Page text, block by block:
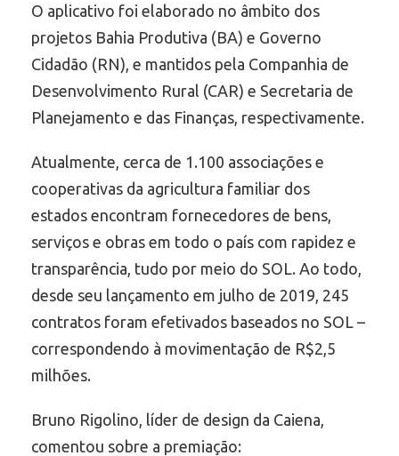
O aplicativo foi elaborado no âmbito dos
projetos Bahia Produtiva (BA) e Governo
Cidadão (RN), e mantidos pela Companhia de
Desenvolvimento Rural (CAR) e Secretaria de
Planejamento e das Finanças, respectivamente.
Atualmente, cerca de 1.100 associações e
cooperativas da agricultura familiar dos
estados encontram fornecedores de bens,
serviços e obras em todo o país com rapidez e
transparência, tudo por meio do SOL. Ao todo,
desde seu lançamento em julho de 2019, 245
contratos foram efetivados baseados no SOL –
correspondendo à movimentação de R$2,5
milhões.
Bruno Rigolino, líder de design da Caiena,
comentou sobre a premiação: